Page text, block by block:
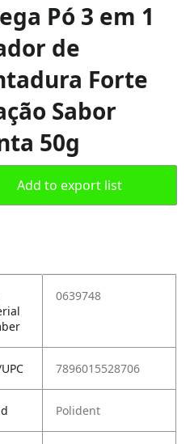
Pó 3 em 1
de
Forte
Sabor
50g
Add to export list
0639748
7896015528706
Polident